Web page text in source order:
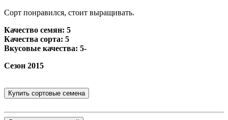
Сорт понравился, стоит выращивать.
Качество семян: 5
Качества сорта: 5
Вкусовые качества: 5-
Сезон 2015